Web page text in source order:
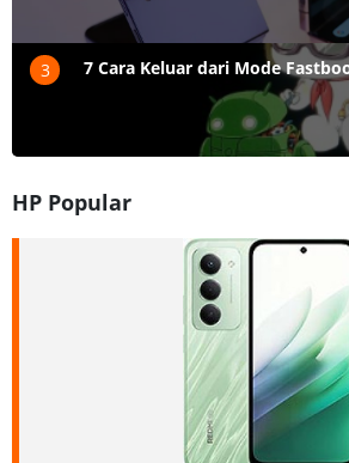
3 7 Cara Keluar dari Mode
HP Popular